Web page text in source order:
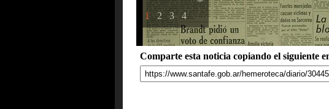
1 2 3 4
Comparte esta noticia copiando el siguiente